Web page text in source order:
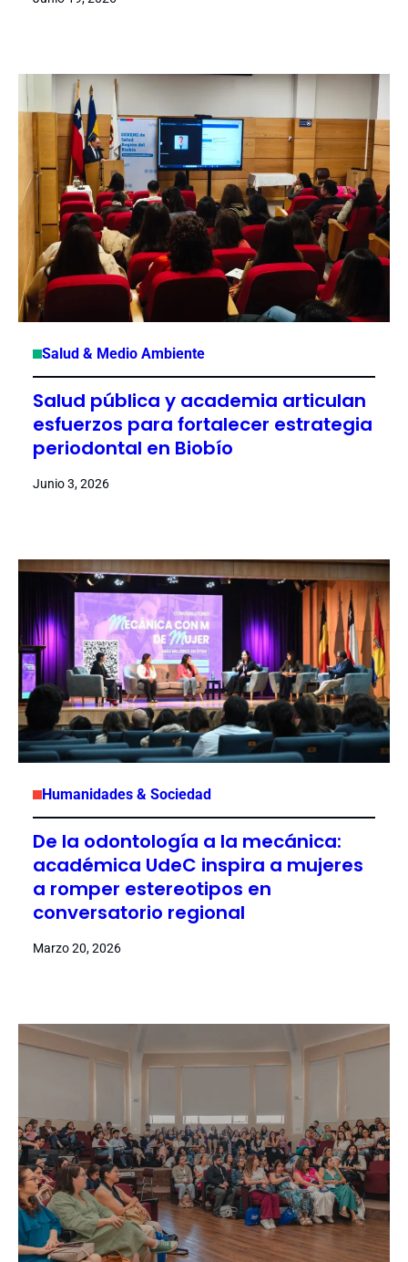
Salud & Medio Ambiente
Salud pública y academia articulan
esfuerzos para fortalecer estrategia
periodontal en Biobío
Junio 3, 2026
Humanidades & Sociedad
De la odontología a la mecánica:
académica UdeC inspira a mujeres
a romper estereotipos en
conversatorio regional
Marzo 20, 2026